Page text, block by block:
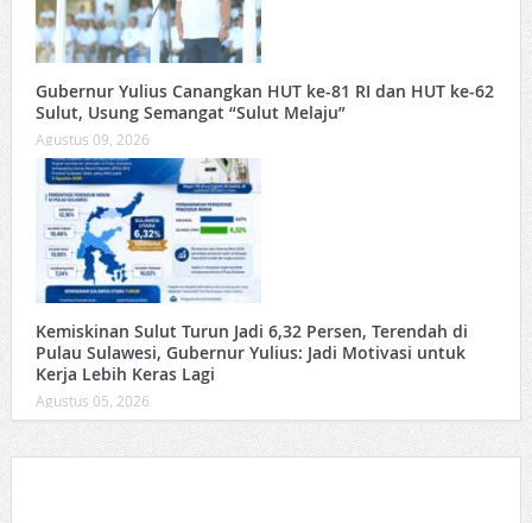
Gubernur Yulius Canangkan HUT ke-81 RI dan HUT ke-62
Sulut, Usung Semangat “Sulut Melaju”
Agustus 09, 2026
Kemiskinan Sulut Turun Jadi 6,32 Persen, Terendah di
Pulau Sulawesi, Gubernur Yulius: Jadi Motivasi untuk
Kerja Lebih Keras Lagi
Agustus 05, 2026